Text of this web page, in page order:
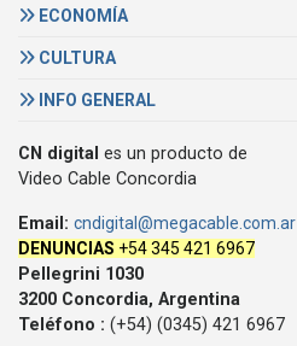
ECONOMÍA
CULTURA
INFO GENERAL
CN digital es un producto de
Video Cable Concordia
Email: cndigital@megacable.com.ar
DENUNCIAS +54 345 421 6967
Pellegrini 1030
3200 Concordia, Argentina
Teléfono : (+54) (0345) 421 6967